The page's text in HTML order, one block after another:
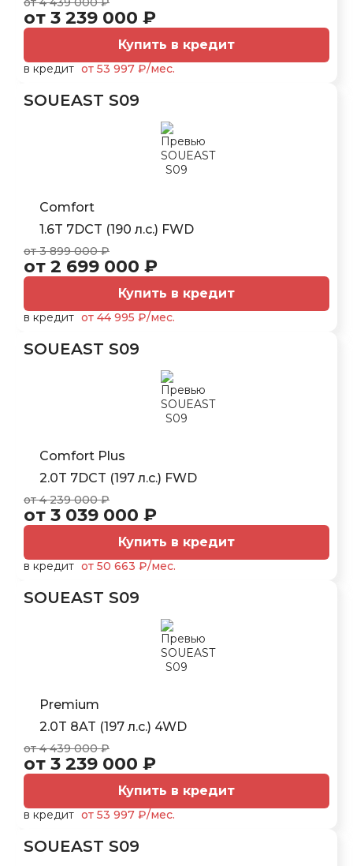
от 3 239 000 ₽
Купить в кредит
в кредит от 53 997 ₽/мес.
SOUEAST S09
Comfort
1.6T 7DCT (190 л.с.) FWD
от 3 899 000 ₽
от 2 699 000 ₽
Купить в кредит
в кредит от 44 995 ₽/мес.
SOUEAST S09
Comfort Plus
2.0T 7DCT (197 л.с.) FWD
от 4 239 000 ₽
от 3 039 000 ₽
Купить в кредит
в кредит от 50 663 ₽/мес.
SOUEAST S09
Premium
2.0T 8AT (197 л.с.) 4WD
от 4 439 000 ₽
от 3 239 000 ₽
Купить в кредит
в кредит от 53 997 ₽/мес.
SOUEAST S09